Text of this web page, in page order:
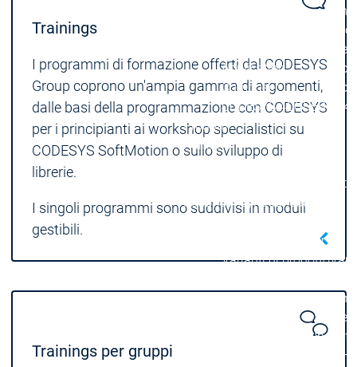
Application
Composer
CODESYS 4CODESYS 4
Prodotti
Runtime
Control SL
Virtual
RedundancyRedundancy
Automation Server
Varianti di prodotto
Inasoft
GmbH |
Trainings
I programmi di formazione offerti dal CODESYS
Group coprono un'ampia gamma di argomenti,
dalle basi della programmazione con CODESYS
per i principianti ai workshop specialistici su
CODESYS SoftMotion o sullo sviluppo di
librerie.
I singoli programmi sono suddivisi in moduli
gestibili.
Trainings per gruppi